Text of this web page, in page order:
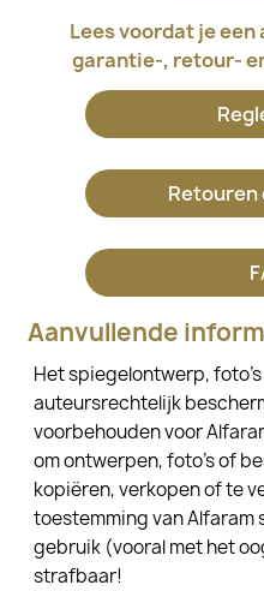
Lees voordat je een
garantie-, retour-
Retouren
Aanvullende
Het spiegelontwerp,
auteursrechtelijk
voorbehouden voor
om ontwerpen, foto's of
kopiëren, verkopen of te
toestemming van Alfaram
gebruik (vooral met het
strafbaar!